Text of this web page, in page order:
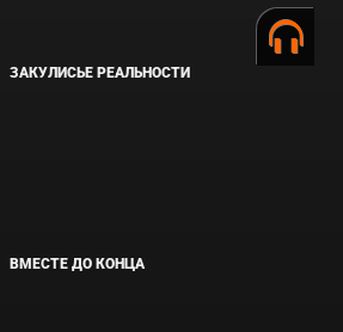
ЗАКУЛИСЬЕ РЕАЛЬНОСТИ
ВМЕСТЕ ДО КОНЦА